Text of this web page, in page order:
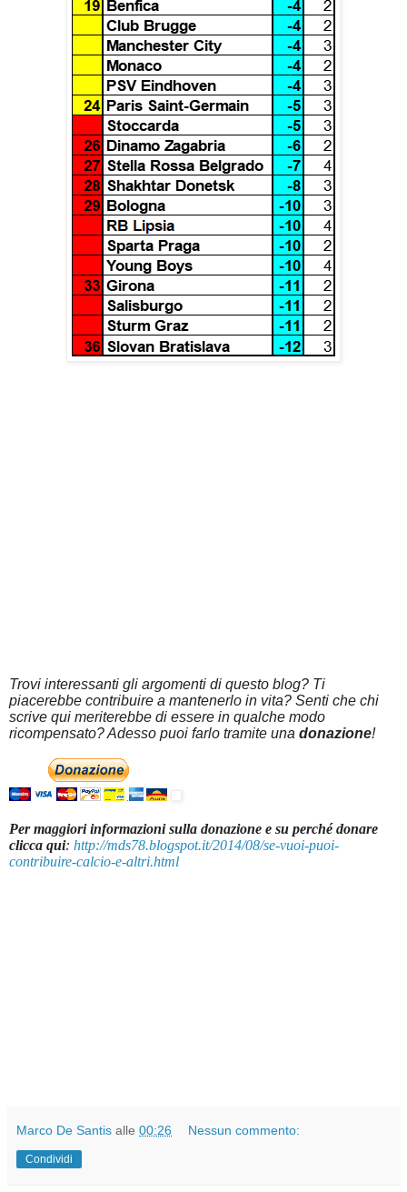
Trovi interessanti gli argomenti di questo blog? Ti
piacerebbe contribuire a mantenerlo in vita? Senti che chi
scrive qui meriterebbe di essere in qualche modo
ricompensato? Adesso puoi farlo tramite una donazione!
Per maggiori informazioni sulla donazione e su perché donare
clicca qui: http://mds78.blogspot.it/2014/08/se-vuoi-puoi-
contribuire-calcio-e-altri.html
Marco De Santis alle 00:26 Nessun commento:
Condividi